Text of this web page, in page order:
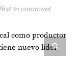
to comment